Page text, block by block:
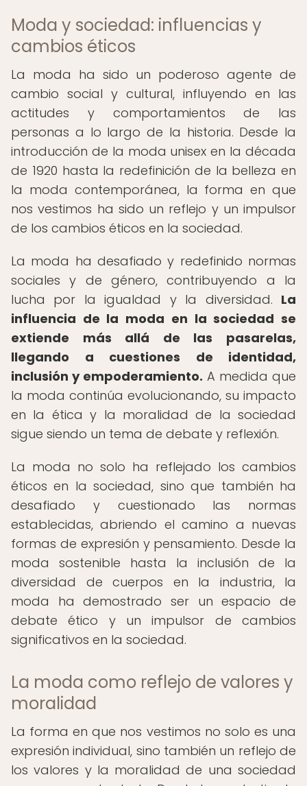
Moda y sociedad: influencias y
cambios éticos
La moda ha sido un poderoso agente de
cambio social y cultural, influyendo en las
actitudes y comportamientos de las
personas a lo largo de la historia. Desde la
introducción de la moda unisex en la década
de 1920 hasta la redefinición de la belleza en
la moda contemporánea, la forma en que
nos vestimos ha sido un reflejo y un impulsor
de los cambios éticos en la sociedad.
La moda ha desafiado y redefinido normas
sociales y de género, contribuyendo a la
lucha por la igualdad y la diversidad. La
influencia de la moda en la sociedad se
extiende más allá de las pasarelas,
llegando a cuestiones de identidad,
inclusión y empoderamiento. A medida que
la moda continúa evolucionando, su impacto
en la ética y la moralidad de la sociedad
sigue siendo un tema de debate y reflexión.
La moda no solo ha reflejado los cambios
éticos en la sociedad, sino que también ha
desafiado y cuestionado las normas
establecidas, abriendo el camino a nuevas
formas de expresión y pensamiento. Desde la
moda sostenible hasta la inclusión de la
diversidad de cuerpos en la industria, la
moda ha demostrado ser un espacio de
debate ético y un impulsor de cambios
significativos en la sociedad.
La moda como reflejo de valores y
moralidad
La forma en que nos vestimos no solo es una
expresión individual, sino también un reflejo de
los valores y la moralidad de una sociedad